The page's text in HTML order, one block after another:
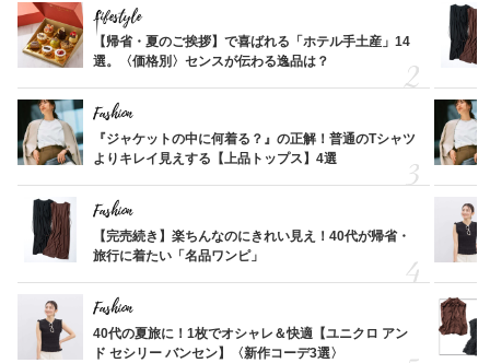
Lifestyle
【帰省・夏のご挨拶】で喜ばれる「ホテル手土産」14
選。〈価格別〉センスが伝わる逸品は？
Fashion
『ジャケットの中に何着る？』の正解！普通のTシャツ
よりキレイ見えする【上品トップス】4選
Fashion
【完売続き】楽ちんなのにきれい見え！40代が帰省・
旅行に着たい「名品ワンピ」
Fashion
40代の夏旅に！1枚でオシャレ＆快適【ユニクロ アン
ド セシリー バンセン】〈新作コーデ3選〉